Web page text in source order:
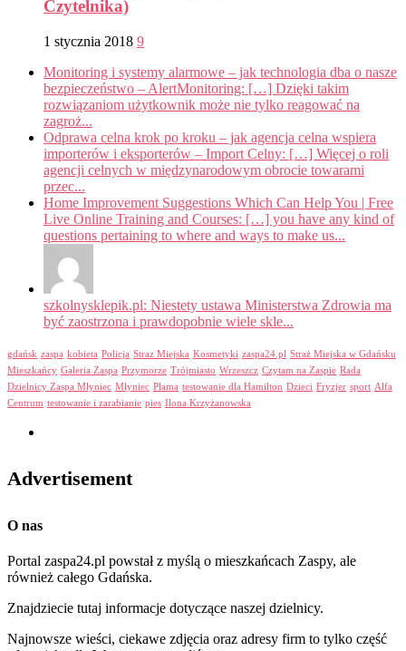
Czytelnika)
1 stycznia 2018 9
Monitoring i systemy alarmowe – jak technologia dba o nasze
bezpieczeństwo – AlertMonitoring: […] Dzięki takim
rozwiązaniom użytkownik może nie tylko reagować na
zagroż...
Odprawa celna krok po kroku – jak agencja celna wspiera
importerów i eksporterów – Import Celny: […] Więcej o roli
agencji celnych w międzynarodowym obrocie towarami
przec...
Home Improvement Suggestions Which Can Help You | Free
Live Online Training and Courses: […] you have any kind of
questions pertaining to where and ways to make us...
szkolnysklepik.pl: Niestety ustawa Ministerstwa Zdrowia ma
być zaostrzona i prawdopobnie wiele skle...
gdańsk zaspa kobieta Policja Straz Miejska Kosmetyki zaspa24.pl Straż Miejska w Gdańsku
Mieszkańcy Galeria Zaspa Przymorze Trójmiasto Wrzeszcz Czytam na Zaspie Rada
Dzielnicy Zaspa Młyniec Młyniec Plama testowanie dla Hamilton Dzieci Fryzjer sport Alfa
Centrum testowanie i zarabianie pies Ilona Krzyżanowska
Advertisement
O nas
Portal zaspa24.pl powstał z myślą o mieszkańcach Zaspy, ale
również całego Gdańska.
Znajdziecie tutaj informacje dotyczące naszej dzielnicy.
Najnowsze wieści, ciekawe zdjęcia oraz adresy firm to tylko część